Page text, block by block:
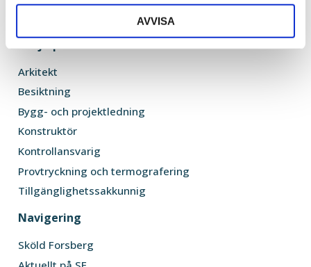
AVVISA
Arkitekt
Besiktning
Bygg- och projektledning
Konstruktör
Kontrollansvarig
Provtryckning och termografering
Tillgänglighetssakkunnig
Navigering
Sköld Forsberg